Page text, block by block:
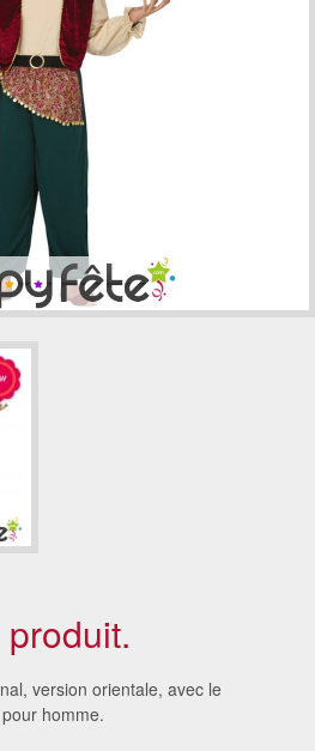
version orientale, avec le
homme.